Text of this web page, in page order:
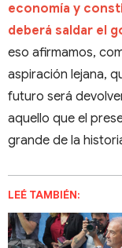
economía y
deberá saldar el
eso afirmamos,
aspiración lejana,
futuro será
aquello que el
grande de la
LEÉ TAMBIÉN: